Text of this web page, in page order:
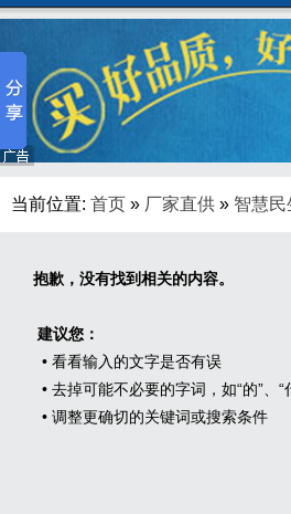
智慧应用 商
当前位置: 首页 » 厂家直供 » 智慧民
抱歉，没有找到相关的内容。
建议您：
• 看看输入的文字是否有误
• 去掉可能不必要的字词，如“的”、“
• 调整更确切的关键词或搜索条件